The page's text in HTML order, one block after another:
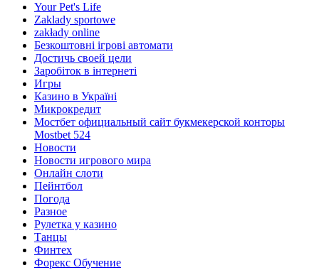
Your Pet's Life
Zaklady sportowe
zakłady online
Безкоштовні ігрові автомати
Достичь своей цели
Заробіток в інтернеті
Игры
Казино в Україні
Микрокредит
Мостбет официальный сайт букмекерской конторы
Mostbet 524
Новости
Новости игрового мира
Онлайн слоти
Пейнтбол
Погода
Разное
Рулетка у казино
Танцы
Финтех
Форекс Обучение